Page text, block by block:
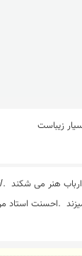
زیباست
.احسنت استاد